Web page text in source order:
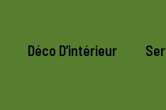
Déco D’intérieur